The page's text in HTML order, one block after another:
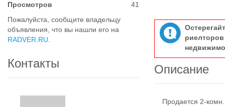
Просмотров
41
Пожалуйста, сообщите владельцу
объявления, что вы нашли его на
RADVER.RU
Контакты Описание
Продается 2-комн.